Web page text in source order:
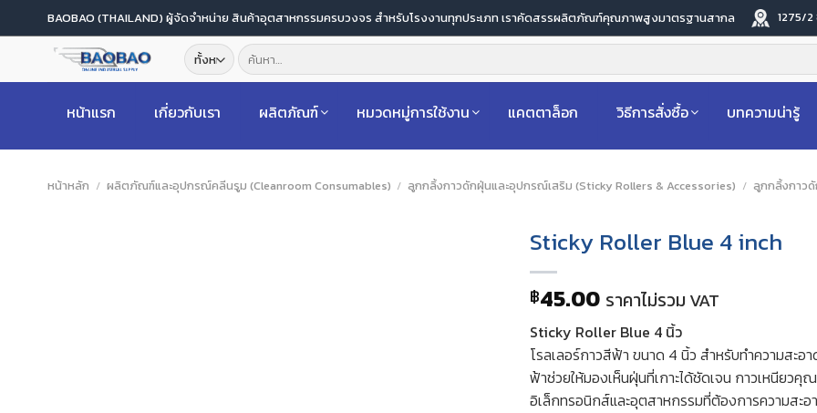
ไป
เนื้อหา
BAOBAO (THAILAND) ผู้จัดจำหน่าย สินค้าอุตสาหกรรมครบวงจร สำหรับโรงงานทุกประเภท เราคัดสรรผลิตภัณฑ์คุณภาพสูงมาตรฐานสากล 1275/2
ค้นหา:
หน้าแรก เกี่ยวกับเรา ผลิตภัณฑ์ หมวดหมู่การใช้งาน แคตตาล็อก วิธีการสั่งซื้อ บทความน่ารู้
หน้าหลัก / ผลิตภัณฑ์และอุปกรณ์คลีนรูม (Cleanroom Consumables) / ลูกกลิ้งกาวดักฝุ่นและอุปกรณ์เสริม (Sticky Rollers & Accessories) / ลูกกลิ้งกาว
Sticky Roller Blue 4 inch
฿45.00 ราคาไม่รวม VAT
Sticky Roller Blue 4 นิ้ว
โรลเลอร์กาวสีฟ้า ขนาด 4 นิ้ว สำหรับทำความสะ
ฟ้าช่วยให้มองเห็นฝุ่นที่เกาะได้ชัดเจน กาวเหนียว
อิเล็กทรอนิกส์และอุตสาหกรรมที่ต้องการความสะอ